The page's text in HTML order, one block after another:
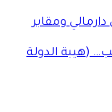
ومقابر
(هيبة الدولة